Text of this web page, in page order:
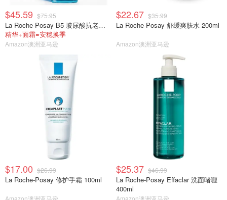
$45.59 $75.95
La Roche-Posay B5 玻尿酸抗老精华 30ml
精华+面霜=安稳换季
Amazon澳洲亚马逊
$22.67 $35.99
La Roche-Posay 舒缓爽肤水 200ml
Amazon澳洲亚马逊
$17.00 $26.99
La Roche-Posay 修护手霜 100ml
Amazon澳洲亚马逊
$25.37 $46.99
La Roche-Posay Effaclar 洗面啫喱
400ml
Amazon澳洲亚马逊